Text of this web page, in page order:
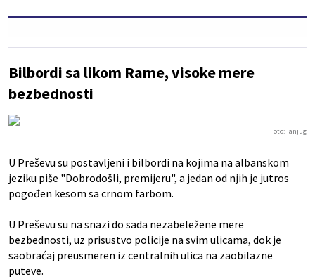
Bilbordi sa likom Rame, visoke mere
bezbednosti
Foto: Tanjug
U Preševu su postavljeni i bilbordi na kojima na albanskom
jeziku piše "Dobrodošli, premijeru", a jedan od njih je jutros
pogođen kesom sa crnom farbom.
U Preševu su na snazi do sada nezabeležene mere
bezbednosti, uz prisustvo policije na svim ulicama, dok je
saobraćaj preusmeren iz centralnih ulica na zaobilazne
puteve.